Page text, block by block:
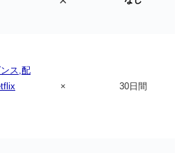
× 30日間